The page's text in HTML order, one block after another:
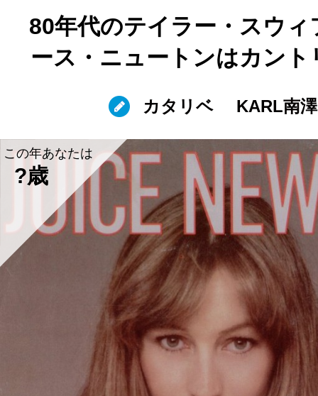
80年代のテイラー・スウィ
ース・ニュートンはカント
カタリベ KARL南澤
この年あなたは
?歳